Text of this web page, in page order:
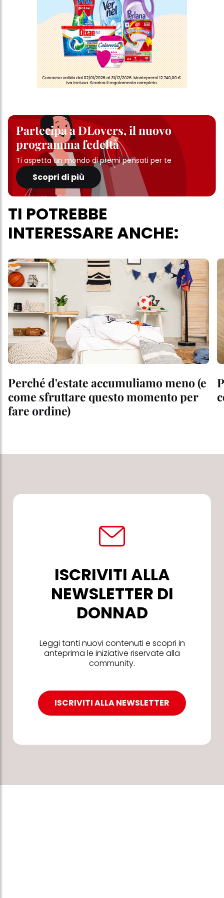
Partecipa a DLovers, il nuovo
programma fedeltà
Ti aspetta un mondo di premi pensati per te
Scopri di più
TI POTREBBE
INTERESSARE ANCHE:
Perché d'estate accumuliamo meno (e
come sfruttare questo momento per
fare ordine)
ISCRIVITI ALLA
NEWSLETTER DI
DONNAD
Leggi tanti nuovi contenuti e scopri in
anteprima le iniziative riservate alla
community.
ISCRIVITI ALLA NEWSLETTER
informazioni dettagliate su ciascun cookie disponibili facendo
clic su "modifica" di seguito".
Se fai clic su "Modifica" potrai trovare maggiori informazioni sul
trattamento dei tuoi dati / sull'uso dei cookie e consentirli per uno o
più degli scopi sopra menzionati. Cliccando su "Accetta tutto",
acconsenti all'uso dei cookie e al trattamento dei tuoi dati
personali per tutte le finalità sopra indicate. Se fai clic su "Rifiuta",
verranno utilizzati solo i cookie tecnicamente necessari per fornirti
questo sito web.